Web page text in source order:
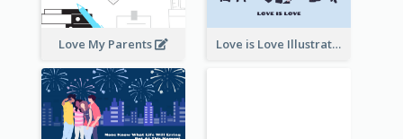
Love My Parents Love is Love Illustration